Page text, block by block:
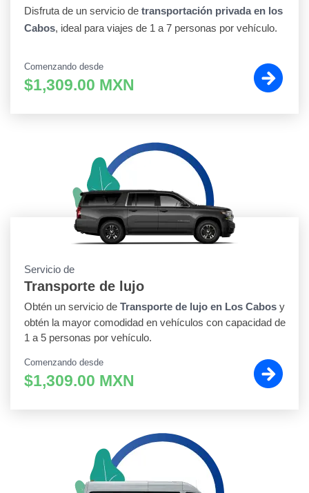
Disfruta de un servicio de transportación privada en los
Cabos, ideal para viajes de 1 a 7 personas por vehículo.
Comenzando desde
$1,309.00 MXN
Servicio de
Transporte de lujo
Obtén un servicio de Transporte de lujo en Los Cabos y
obtén la mayor comodidad en vehículos con capacidad de
1 a 5 personas por vehículo.
Comenzando desde
$1,309.00 MXN